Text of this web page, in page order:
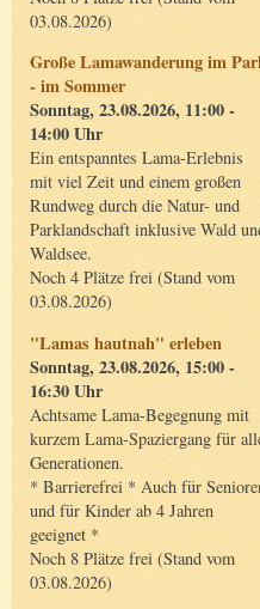
03.08.2026)
Große Lamawanderung im
- im Sommer
Sonntag, 23.08.2026, 11:00 -
14:00 Uhr
Ein entspanntes Lama-Erlebnis
mit viel Zeit und einem großen
Rundweg durch die Natur- und
Parklandschaft inklusive Wald
Waldsee.
Noch 4 Plätze frei (Stand vom
03.08.2026)
"Lamas hautnah" erleben
Sonntag, 23.08.2026, 15:00 -
16:30 Uhr
Achtsame Lama-Begegnung mit
kurzem Lama-Spaziergang für
Generationen.
* Barrierefrei * Auch für
und für Kinder ab 4 Jahren
geeignet *
Noch 8 Plätze frei (Stand vom
03.08.2026)